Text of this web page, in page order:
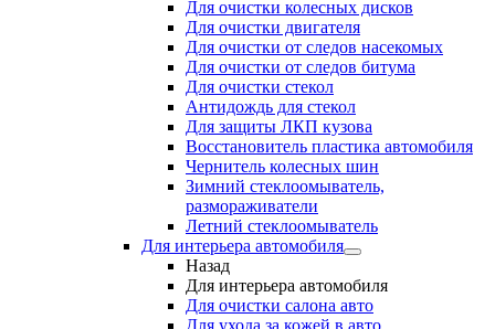
Для очистки колесных дисков
Для очистки двигателя
Для очистки от следов насекомых
Для очистки от следов битума
Для очистки стекол
Антидождь для стекол
Для защиты ЛКП кузова
Восстановитель пластика автомобиля
Чернитель колесных шин
Зимний стеклоомыватель,
размораживатели
Летний стеклоомыватель
Для интерьера автомобиля
Назад
Для интерьера автомобиля
Для очистки салона авто
Для ухода за кожей в авто